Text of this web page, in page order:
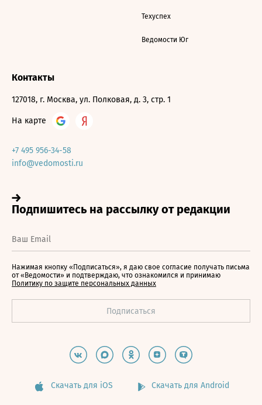
Техуспех
Ведомости Юг
Контакты
127018, г. Москва, ул. Полковая, д. 3, стр. 1
На карте
+7 495 956-34-58
info@vedomosti.ru
Нажимая кнопку «Подписаться», я даю свое согласие получать письма
от «Ведомости» и подтверждаю, что ознакомился и принимаю
Политику по защите персональных данных
Скачать для iOS Скачать для Android